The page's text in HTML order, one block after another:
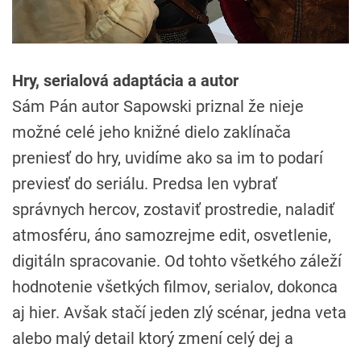
Hry, serialová adaptácia a autor
Sám Pán autor Sapowski priznal že nieje
možné celé jeho knižné dielo zaklínača
preniesť do hry, uvidíme ako sa im to podarí
previesť do seriálu. Predsa len vybrať
správnych hercov, zostaviť prostredie, naladiť
atmosféru, áno samozrejme edit, osvetlenie,
digitáln spracovanie. Od tohto všetkého záleží
hodnotenie všetkých filmov, serialov, dokonca
aj hier. Avšak stačí jeden zlý scénar, jedna veta
alebo malý detail ktorý zmení celý dej a